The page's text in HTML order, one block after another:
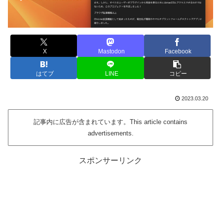
X Mastodon Facebook
はてブ LINE コピー
2023.03.20
記事内に広告が含まれています。This article contains
advertisements.
スポンサーリンク